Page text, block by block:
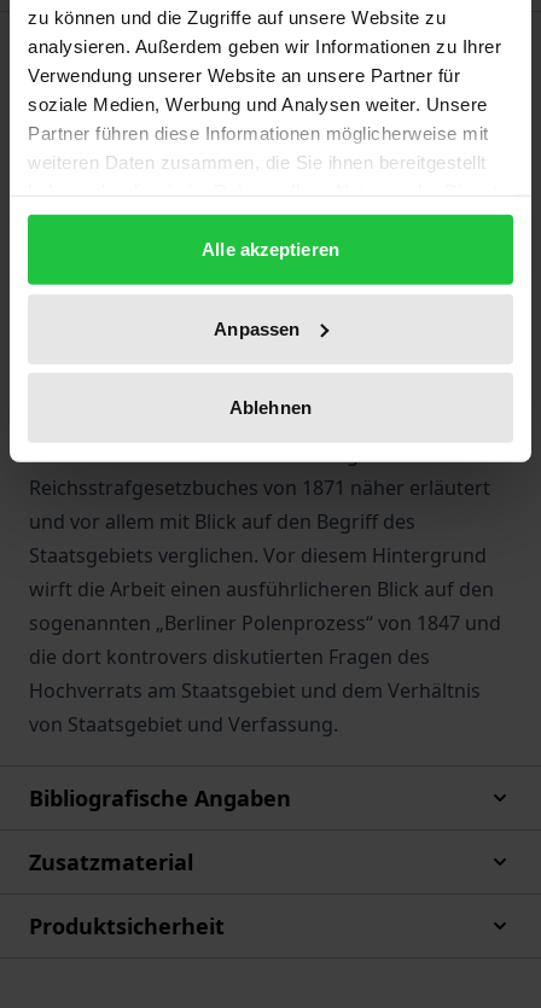
zu können und die Zugriffe auf unsere Website zu
analysieren. Außerdem geben wir Informationen zu Ihrer
Verwendung unserer Website an unsere Partner für
soziale Medien, Werbung und Analysen weiter. Unsere
Partner führen diese Informationen möglicherweise mit
weiteren Daten zusammen, die Sie ihnen bereitgestellt
gesammelt haben.
Alle akzeptieren
Anpassen
Ablehnen
Beschreibung
Joachim Kummer untersucht, wie sich im 19.
Jahrhundert ein straf- und staatsrechtlicher Schutz
das gegen den Monarchen gerichtete Verbot, das
Staatsgebiet zu teilen oder zu veräußern sowie die
an die Untertanen adressierten, gebietsbezogenen
Straftatbestände des Hoch- und Landesverrats.
Strafgesetzgebung der Länder des Deutschen
Reichsstrafgesetzbuches von 1871 näher erläutert
und vor allem mit Blick auf den Begriff des
Staatsgebiets verglichen. Vor diesem Hintergrund
wirft die Arbeit einen ausführlicheren Blick auf den
sogenannten „Berliner Polenprozess“ von 1847 und
die dort kontrovers diskutierten Fragen des
Hochverrats am Staatsgebiet und dem Verhältnis
von Staatsgebiet und Verfassung.
Bibliografische Angaben
Zusatzmaterial
Produktsicherheit